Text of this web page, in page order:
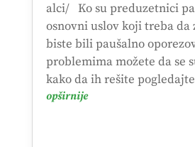
alci/ Ko su preduzetnici
osnovni uslov koji treba da
biste bili paušalno
problemima možete da se
kako da ih rešite
opširnije